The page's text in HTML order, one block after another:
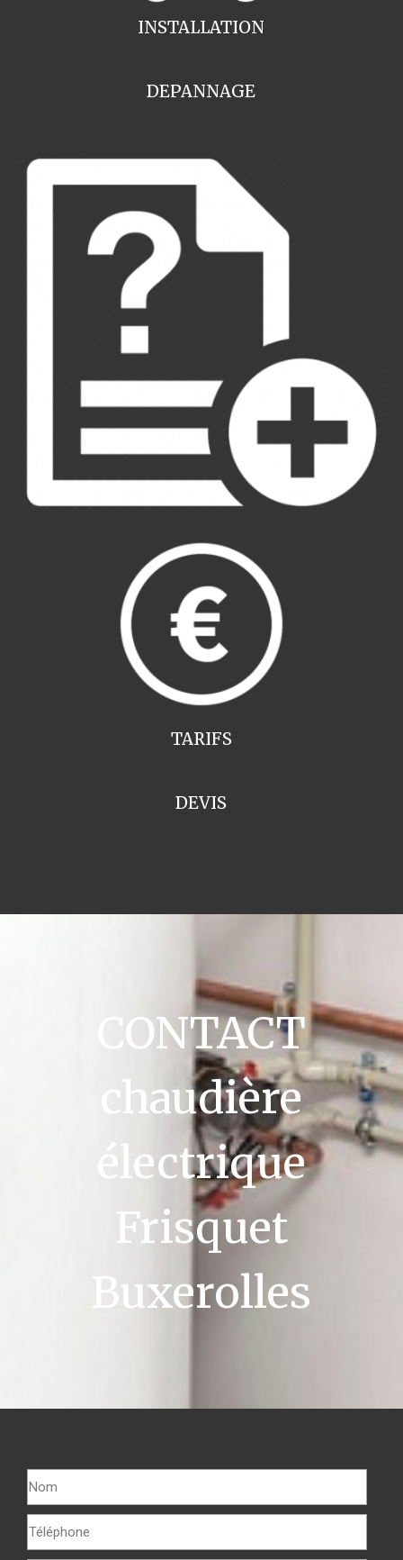
INSTALLATION
DEPANNAGE
TARIFS
DEVIS
CONTACT
chaudière
électrique
Frisquet
Buxerolles